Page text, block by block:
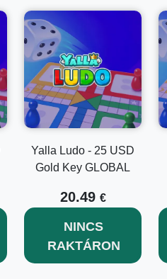
Yalla Ludo - 25 USD
Gold Key GLOBAL
20.49 €
NINCS
RAKTÁRON